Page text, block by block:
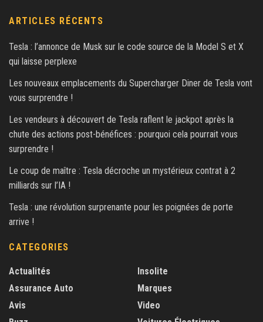
ARTICLES RÉCENTS
Tesla : l’annonce de Musk sur le code source de la Model S et X
qui laisse perplexe
Les nouveaux emplacements du Supercharger Diner de Tesla vont
vous surprendre !
Les vendeurs à découvert de Tesla raflent le jackpot après la
chute des actions post-bénéfices : pourquoi cela pourrait vous
surprendre !
Le coup de maître : Tesla décroche un mystérieux contrat à 2
milliards sur l’IA !
Tesla : une révolution surprenante pour les poignées de porte
arrive !
CATEGORIES
Actualités
Assurance Auto
Avis
Insolite
Marques
Video